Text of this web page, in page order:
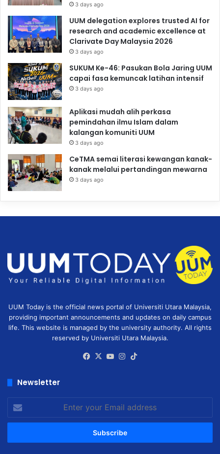
3 days ago
UUM delegation explores trusted AI for
research and academic excellence at
Clarivate Day Malaysia 2026
3 days ago
SUKUM Ke-46: Pasukan Bola Jaring UUM
capai fasa kemuncak latihan intensif
3 days ago
Aplikasi mudah alih perkasa
pemindahan ilmu Islam dalam
kalangan komuniti UUM
3 days ago
CeTMA semai literasi kewangan kanak-
kanak melalui pertandingan mewarna
3 days ago
UUM Today is the official news portal of Universiti Utara Malaysia,
providing important announcements and updates on daily campus
life. This website is managed by the university authority. All rights
reserved by Universiti Utara Malaysia.
Facebook
X YouTubeInstagram
Newsletter
Enter
your
Email